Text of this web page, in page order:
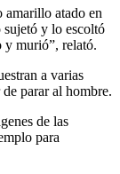
amarillo atado en
sujetó y lo escoltó
y murió”, relató.
a varias
parar al hombre.
de las
para